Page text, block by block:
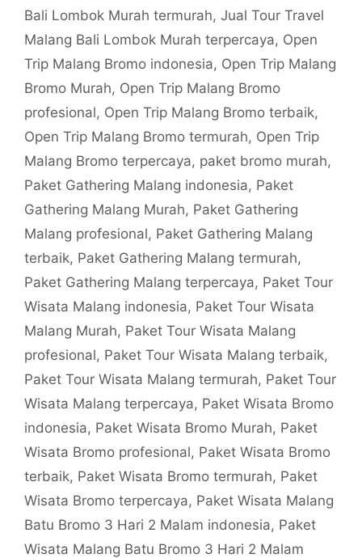
Bali Lombok Murah termurah, Jual Tour Travel
Malang Bali Lombok Murah terpercaya, Open
Trip Malang Bromo indonesia, Open Trip Malang
Bromo Murah, Open Trip Malang Bromo
profesional, Open Trip Malang Bromo terbaik,
Open Trip Malang Bromo termurah, Open Trip
Malang Bromo terpercaya, paket bromo murah,
Paket Gathering Malang indonesia, Paket
Gathering Malang Murah, Paket Gathering
Malang profesional, Paket Gathering Malang
terbaik, Paket Gathering Malang termurah,
Paket Gathering Malang terpercaya, Paket Tour
Wisata Malang indonesia, Paket Tour Wisata
Malang Murah, Paket Tour Wisata Malang
profesional, Paket Tour Wisata Malang terbaik,
Paket Tour Wisata Malang termurah, Paket Tour
Wisata Malang terpercaya, Paket Wisata Bromo
indonesia, Paket Wisata Bromo Murah, Paket
Wisata Bromo profesional, Paket Wisata Bromo
terbaik, Paket Wisata Bromo termurah, Paket
Wisata Bromo terpercaya, Paket Wisata Malang
Batu Bromo 3 Hari 2 Malam indonesia, Paket
Wisata Malang Batu Bromo 3 Hari 2 Malam